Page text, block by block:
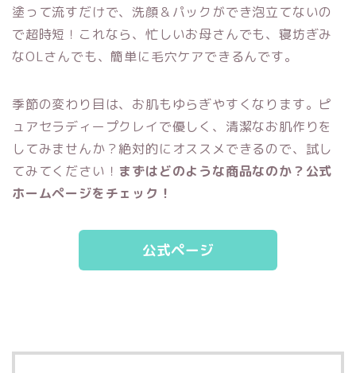
塗って流すだけで、洗顔＆パックができ泡立てないの
で超時短！ これなら、忙しいお母さんでも、寝坊ぎみ
なOLさんでも、簡単に毛穴ケアできるんです。
季節の変わり目は、お肌もゆらぎやすくなります。 ピ
ュアセラディープクレイで優しく、清潔なお肌作りを
してみませんか？ 絶対的にオススメできるので、試し
てみてください！ まずはどのような商品なのか？公式
ホームページをチェック！
公式ページ